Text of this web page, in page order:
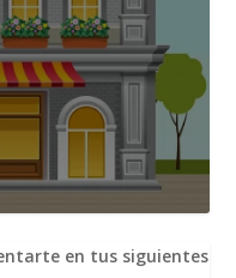
en tus siguientes